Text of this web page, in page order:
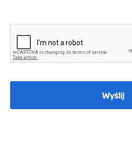
Wyślij